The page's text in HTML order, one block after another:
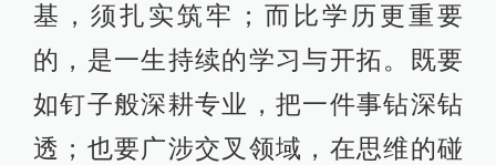
基，须扎实筑牢；而比学历更重要
的，是一生持续的学习与开拓。既要
如钉子般深耕专业，把一件事钻深钻
透；也要广涉交叉领域，在思维的碰